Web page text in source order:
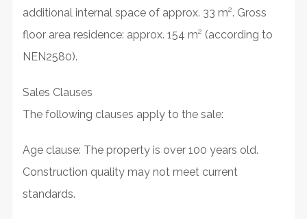
additional internal space of approx. 33 m². Gross
floor area residence: approx. 154 m² (according to
NEN2580).
Sales Clauses
The following clauses apply to the sale:
Age clause: The property is over 100 years old.
Construction quality may not meet current
standards.